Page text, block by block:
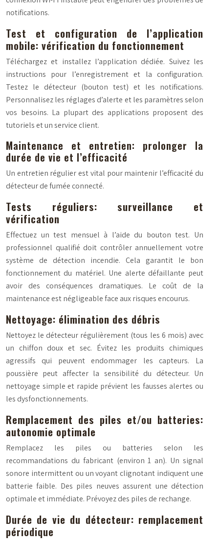
notifications.
Test et configuration de l’application
mobile: vérification du fonctionnement
Téléchargez et installez l’application dédiée. Suivez les
instructions pour l’enregistrement et la configuration.
Testez le détecteur (bouton test) et les notifications.
Personnalisez les réglages d’alerte et les paramètres selon
vos besoins. La plupart des applications proposent des
tutoriels et un service client.
Maintenance et entretien: prolonger la
durée de vie et l’efficacité
Un entretien régulier est vital pour maintenir l’efficacité du
détecteur de fumée connecté.
Tests réguliers: surveillance et
vérification
Effectuez un test mensuel à l’aide du bouton test. Un
professionnel qualifié doit contrôler annuellement votre
système de détection incendie. Cela garantit le bon
fonctionnement du matériel. Une alerte défaillante peut
avoir des conséquences dramatiques. Le coût de la
maintenance est négligeable face aux risques encourus.
Nettoyage: élimination des débris
Nettoyez le détecteur régulièrement (tous les 6 mois) avec
un chiffon doux et sec. Évitez les produits chimiques
agressifs qui peuvent endommager les capteurs. La
poussière peut affecter la sensibilité du détecteur. Un
nettoyage simple et rapide prévient les fausses alertes ou
les dysfonctionnements.
Remplacement des piles et/ou batteries:
autonomie optimale
Remplacez les piles ou batteries selon les
recommandations du fabricant (environ 1 an). Un signal
sonore intermittent ou un voyant clignotant indiquent une
batterie faible. Des piles neuves assurent une détection
optimale et immédiate. Prévoyez des piles de rechange.
Durée de vie du détecteur: remplacement
périodique